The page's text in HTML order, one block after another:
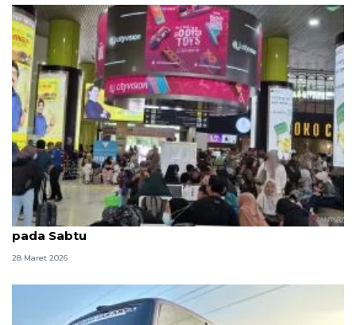
KAI Daop 1 catat 52.961 kedatangan penumpang
pada Sabtu
28 Maret 2026